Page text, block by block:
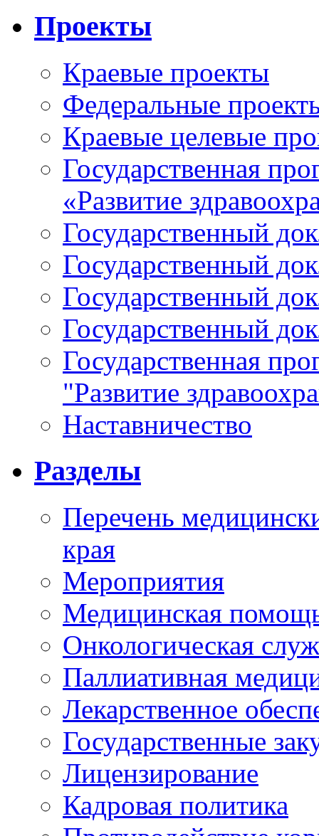
Проекты
Краевые проекты
Федеральные
Краевые целевые
Государственная
«Развитие
Государственный
Государственный
Государственный
Государственный
Государственная
"Развитие
Наставничество
Разделы
Перечень
края
Мероприятия
Медицинская
Онкологическая
Паллиативная
Лекарственное
Государственные
Лицензирование
Кадровая политика